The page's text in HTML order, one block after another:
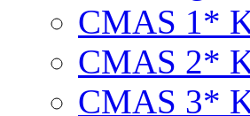
CMAS 1*
CMAS 2*
CMAS 3*